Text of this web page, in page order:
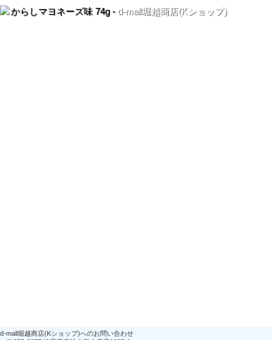
からしマヨネーズ味 74g - d-mall堀越商店(Kショップ)
d-mall堀越商店(Kショップ)へのお問い合わせ